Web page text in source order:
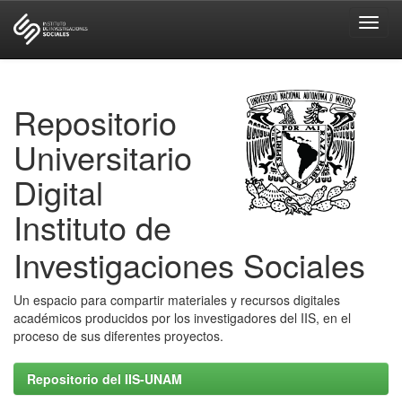
Repositorio
Universitario
Digital
Instituto de
Investigaciones Sociales
Un espacio para compartir materiales y recursos digitales
académicos producidos por los investigadores del IIS, en el
proceso de sus diferentes proyectos.
Repositorio del IIS-UNAM